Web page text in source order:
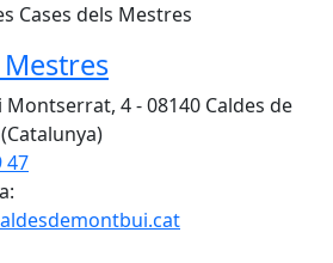
Cases dels Mestres
Mestres
4 - 08140 Caldes de
47